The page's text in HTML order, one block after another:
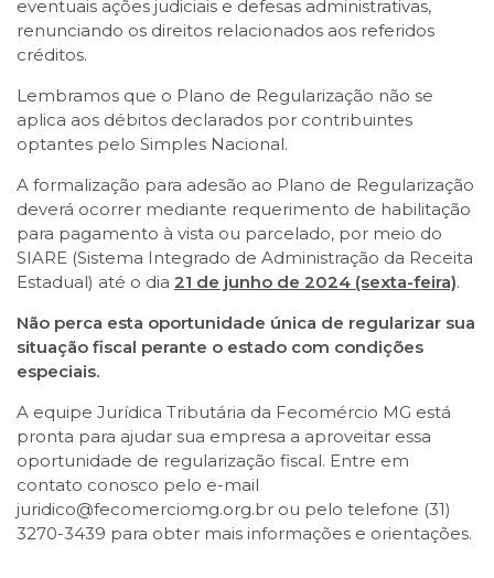
eventuais ações judiciais e defesas administrativas,
renunciando os direitos relacionados aos referidos
créditos.
Lembramos que o Plano de Regularização não se
aplica aos débitos declarados por contribuintes
optantes pelo Simples Nacional.
A formalização para adesão ao Plano de Regularização
deverá ocorrer mediante requerimento de habilitação
para pagamento à vista ou parcelado, por meio do
SIARE (Sistema Integrado de Administração da Receita
Estadual) até o dia 21 de junho de 2024 (sexta-feira).
Não perca esta oportunidade única de regularizar sua
situação fiscal perante o estado com condições
especiais.
A equipe Jurídica Tributária da Fecomércio MG está
pronta para ajudar sua empresa a aproveitar essa
oportunidade de regularização fiscal. Entre em
contato conosco pelo e-mail
juridico@fecomerciomg.org.br ou pelo telefone (31)
3270-3439 para obter mais informações e orientações.